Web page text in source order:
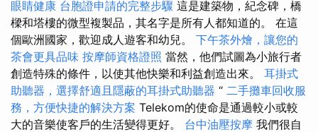
眼睛健康 台胞證申請的完整步驟 這是建築物，紀念碑，橋
樑和塔樓的微型複製品，其名字是所有人都知道的。 在這
個歐洲國家，歡迎成人遊客和幼兒。 下午茶外燴，讓您的
茶會更具品味 按摩師資格證照 當然，他們試圖為小旅行者
創造特殊的條件，以使其他快樂和利益創造出來。 耳掛式
助聽器，選擇舒適且隱蔽的耳掛式助聽器 “ 二手攤車回收服
務，方便快捷的解決方案 Telekom的使命是通過較小或較
大的音樂使客戶的生活變得更好。 台中油壓按摩 我們很自